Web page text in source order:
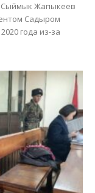
Сыймык Жапыкеев
Садыром
года из-за